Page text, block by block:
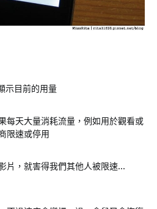
示目前的用量
每天大量消耗流量，例如用於觀看或
限速或停用
片，就害得我們其他人被限速…